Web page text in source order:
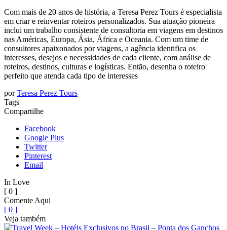
Com mais de 20 anos de história, a Teresa Perez Tours é especialista
em criar e reinventar roteiros personalizados. Sua atuação pioneira
inclui um trabalho consistente de consultoria em viagens em destinos
nas Américas, Europa, Ásia, África e Oceania. Com um time de
consultores apaixonados por viagens, a agência identifica os
interesses, desejos e necessidades de cada cliente, com análise de
roteiros, destinos, culturas e logísticas. Então, desenha o roteiro
perfeito que atenda cada tipo de interesses
porTeresa Perez Tours
Tags
Compartilhe
Facebook
Google Plus
Twitter
Pinterest
Email
In Love
[ 0 ]
Comente Aqui
[ 0 ]
Veja também